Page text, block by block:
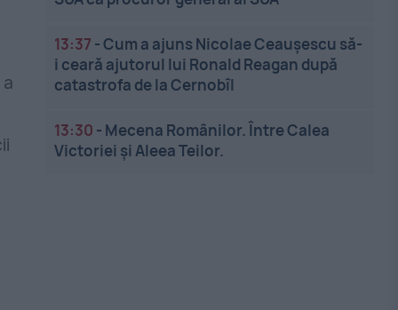
13:37 -Cum a ajuns Nicolae Ceaușescu să-
i ceară ajutorul lui Ronald Reagan după
catastrofa de la Cernobîl
13:30 - Mecena Românilor. Între Calea
Victoriei și Aleea Teilor.